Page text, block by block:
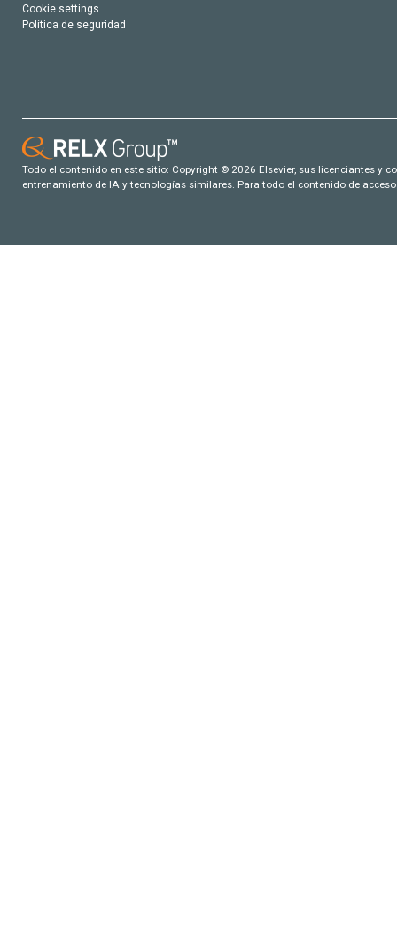
Cookie settings
Política de seguridad
Todo el contenido en este sitio: Copyright © 2026 Elsevier, sus licenciantes y
entrenamiento de IA y tecnologías similares. Para todo el contenido de